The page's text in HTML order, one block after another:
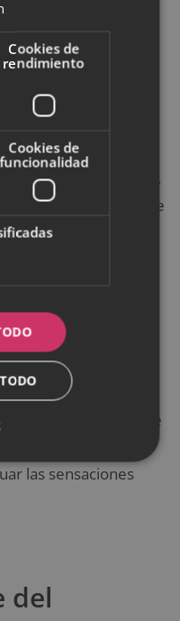
para ayudar a la
aquellos
generar malestar .
razonarlos e
sintamos rabia,
más sensibles.
hacer es
no estar a la altura de
un pensamiento
las sensaciones
del
Cookies de
rendimiento
Cookies de
funcionalidad